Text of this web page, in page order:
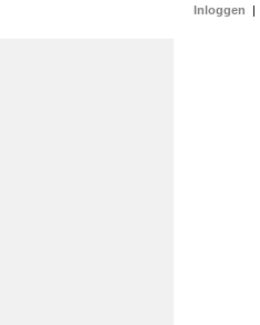
Inloggen |